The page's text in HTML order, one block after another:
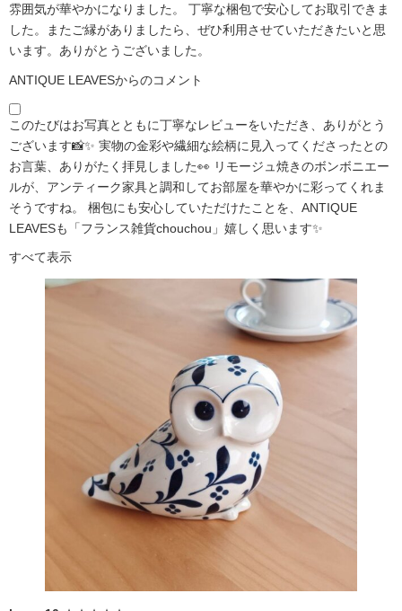
雰囲気が華やかになりました。 丁寧な梱包で安心してお取引できま
した。またご縁がありましたら、ぜひ利用させていただきたいと思
います。ありがとうございました。
ANTIQUE LEAVESからのコメント
このたびはお写真とともに丁寧なレビューをいただき、ありがとう
ございます📸✨ 実物の金彩や繊細な絵柄に見入ってくださったとの
お言葉、ありがたく拝見しました👀 リモージュ焼きのボンボニエー
ルが、アンティーク家具と調和してお部屋を華やかに彩ってくれま
そうですね。 梱包にも安心していただけたことを、ANTIQUE
LEAVESも「フランス雑貨chouchou」嬉しく思います✨
すべて表示